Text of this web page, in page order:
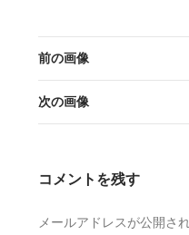
前の画像
次の画像
コメントを残す
メールアドレスが公開さ